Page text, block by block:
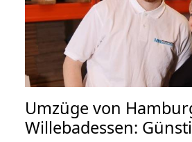
Umzüge von
Willebadessen: